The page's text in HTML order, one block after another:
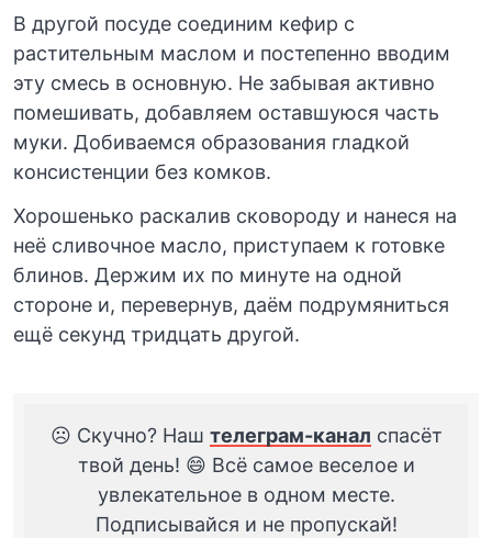
В другой посуде соединим кефир с
растительным маслом и постепенно вводим
эту смесь в основную. Не забывая активно
помешивать, добавляем оставшуюся часть
муки. Добиваемся образования гладкой
консистенции без комков.
Хорошенько раскалив сковороду и нанеся на
неё сливочное масло, приступаем к готовке
блинов. Держим их по минуте на одной
стороне и, перевернув, даём подрумяниться
ещё секунд тридцать другой.
☹️ Скучно? Наш телеграм-канал спасёт
твой день! 😄 Всё самое веселое и
увлекательное в одном месте.
Подписывайся и не пропускай!